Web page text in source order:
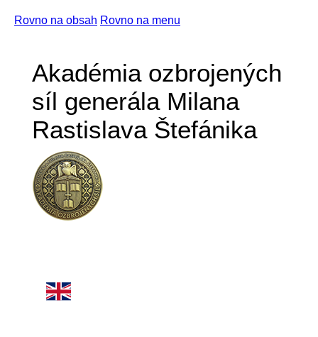
Rovno na obsah Rovno na menu
Akadémia ozbrojených
síl generála Milana
Rastislava Štefánika